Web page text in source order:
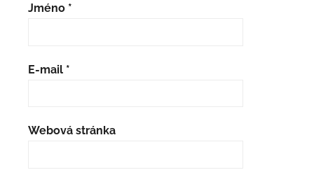
Jméno *
E-mail *
Webová stránka